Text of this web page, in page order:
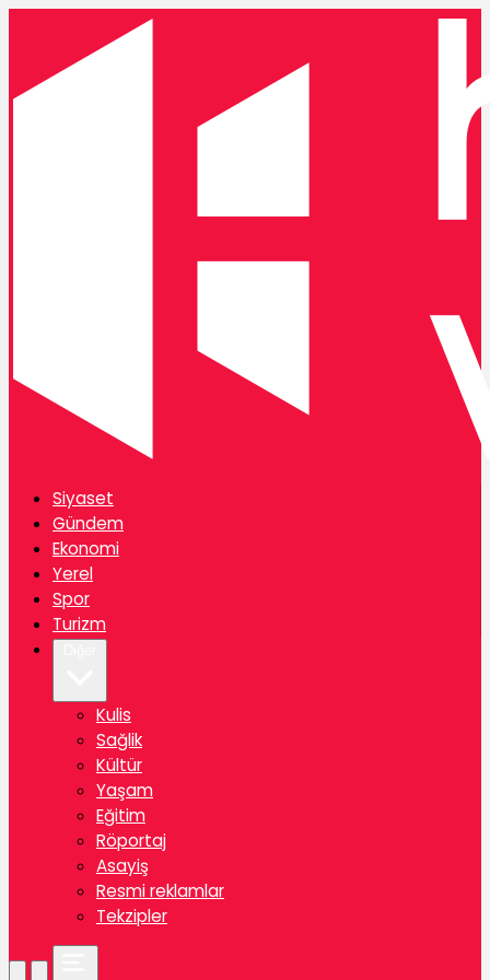
Siyaset
Gündem
Ekonomi
Yerel
Spor
Turizm
Kulis
Sağlik
Kültür
Yaşam
Eğitim
Röportaj
Asayiş
Resmi reklamlar
Tekzipler